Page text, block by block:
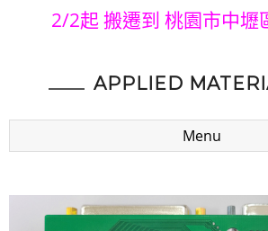
2/2起 搬遷到 桃園市中壢
APPLIED
Menu